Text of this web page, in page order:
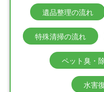
遺品整理の流れ
特殊清掃の流れ
ペット臭・
水害